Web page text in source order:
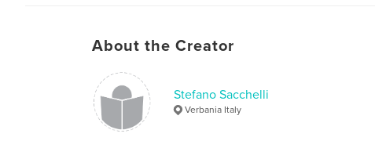
About the Creator
Stefano Sacchelli
Verbania Italy